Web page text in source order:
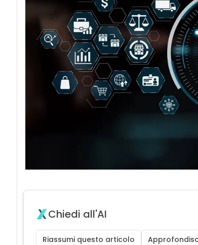
Chiedi all'AI
Riassumi questo articolo